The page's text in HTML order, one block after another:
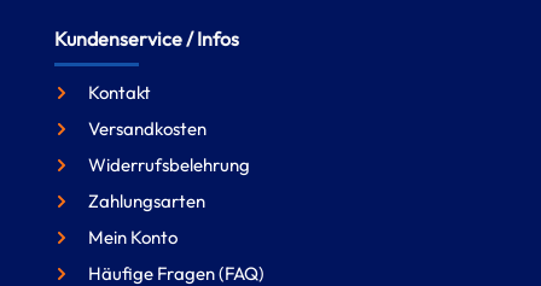
Kundenservice / Infos
Kontakt
Versandkosten
Widerrufsbelehrung
Zahlungsarten
Mein Konto
Häufige Fragen (FAQ)